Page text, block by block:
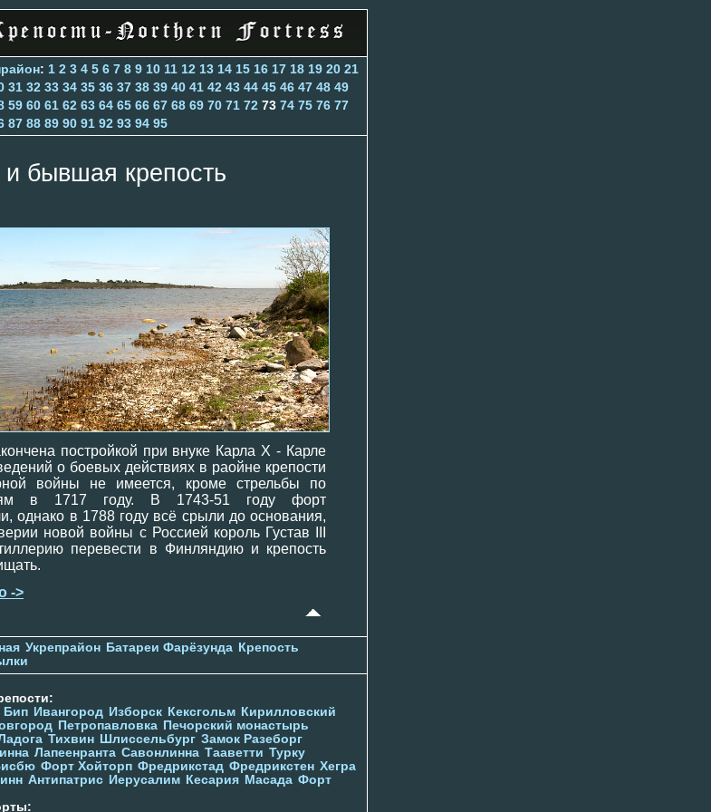
: 1 2 3 4 5 6 7 8 9 10 11 12 13 14 15 16 17 18 19 20 21
31 32 33 34 35 36 37 38 39 40 41 42 43 44 45 46 47 48 49
59 60 61 62 63 64 65 66 67 68 69 70 71 72 73 74 75 76 77
87 88 89 90 91 92 93 94 95
и бывшая крепость
постройкой при внуке Карла X - Карле
о боевых действиях в раойне крепости
войны не имеется, кроме стрельбы по
в 1717 году. В 1743-51 году форт
однако в 1788 году всё срыли до основания,
новой войны с Россией король Густав III
перевести в Финляндию и крепость
->
Укрепрайон Батареи Фарёзунда Крепость
Бип Ивангород Изборск Кексгольм Кирилловский
Петропавловка Печорcкий монастырь
Тихвин Шлиссельбург Замок Разеборг
Лапеенранта Савонлинна Тааветти Турку
Форт Хойторп Фредрикстад Фредрикстен Хегра
Антипатрис Иерусалим Кесария Масада Форт